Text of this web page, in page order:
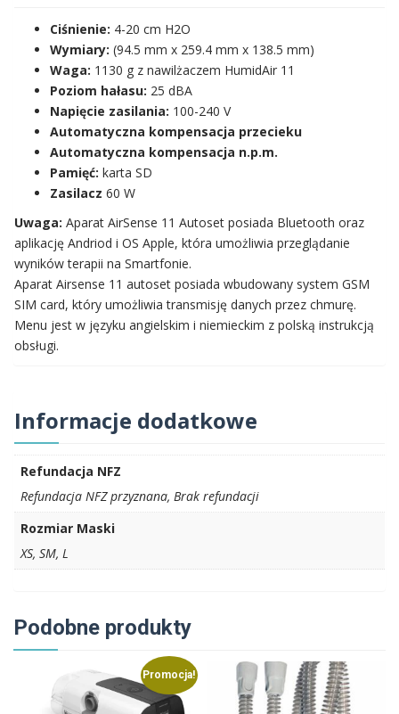
Ciśnienie: 4-20 cm H2O
Wymiary: (94.5 mm x 259.4 mm x 138.5 mm)
Waga: 1130 g z nawilżaczem HumidAir 11
Poziom hałasu: 25 dBA
Napięcie zasilania: 100-240 V
Automatyczna kompensacja przecieku
Automatyczna kompensacja n.p.m.
Pamięć: karta SD
Zasilacz 60 W
Uwaga: Aparat AirSense 11 Autoset posiada Bluetooth oraz
aplikację Andriod i OS Apple, która umożliwia przeglądanie
wyników terapii na Smartfonie.
Aparat Airsense 11 autoset posiada wbudowany system GSM
SIM card, który umożliwia transmisję danych przez chmurę.
Menu jest w języku angielskim i niemieckim z polską instrukcją
obsługi.
Informacje dodatkowe
Refundacja NFZ
Refundacja NFZ przyznana, Brak refundacji
Rozmiar Maski
XS, SM, L
Podobne produkty
Promocja!